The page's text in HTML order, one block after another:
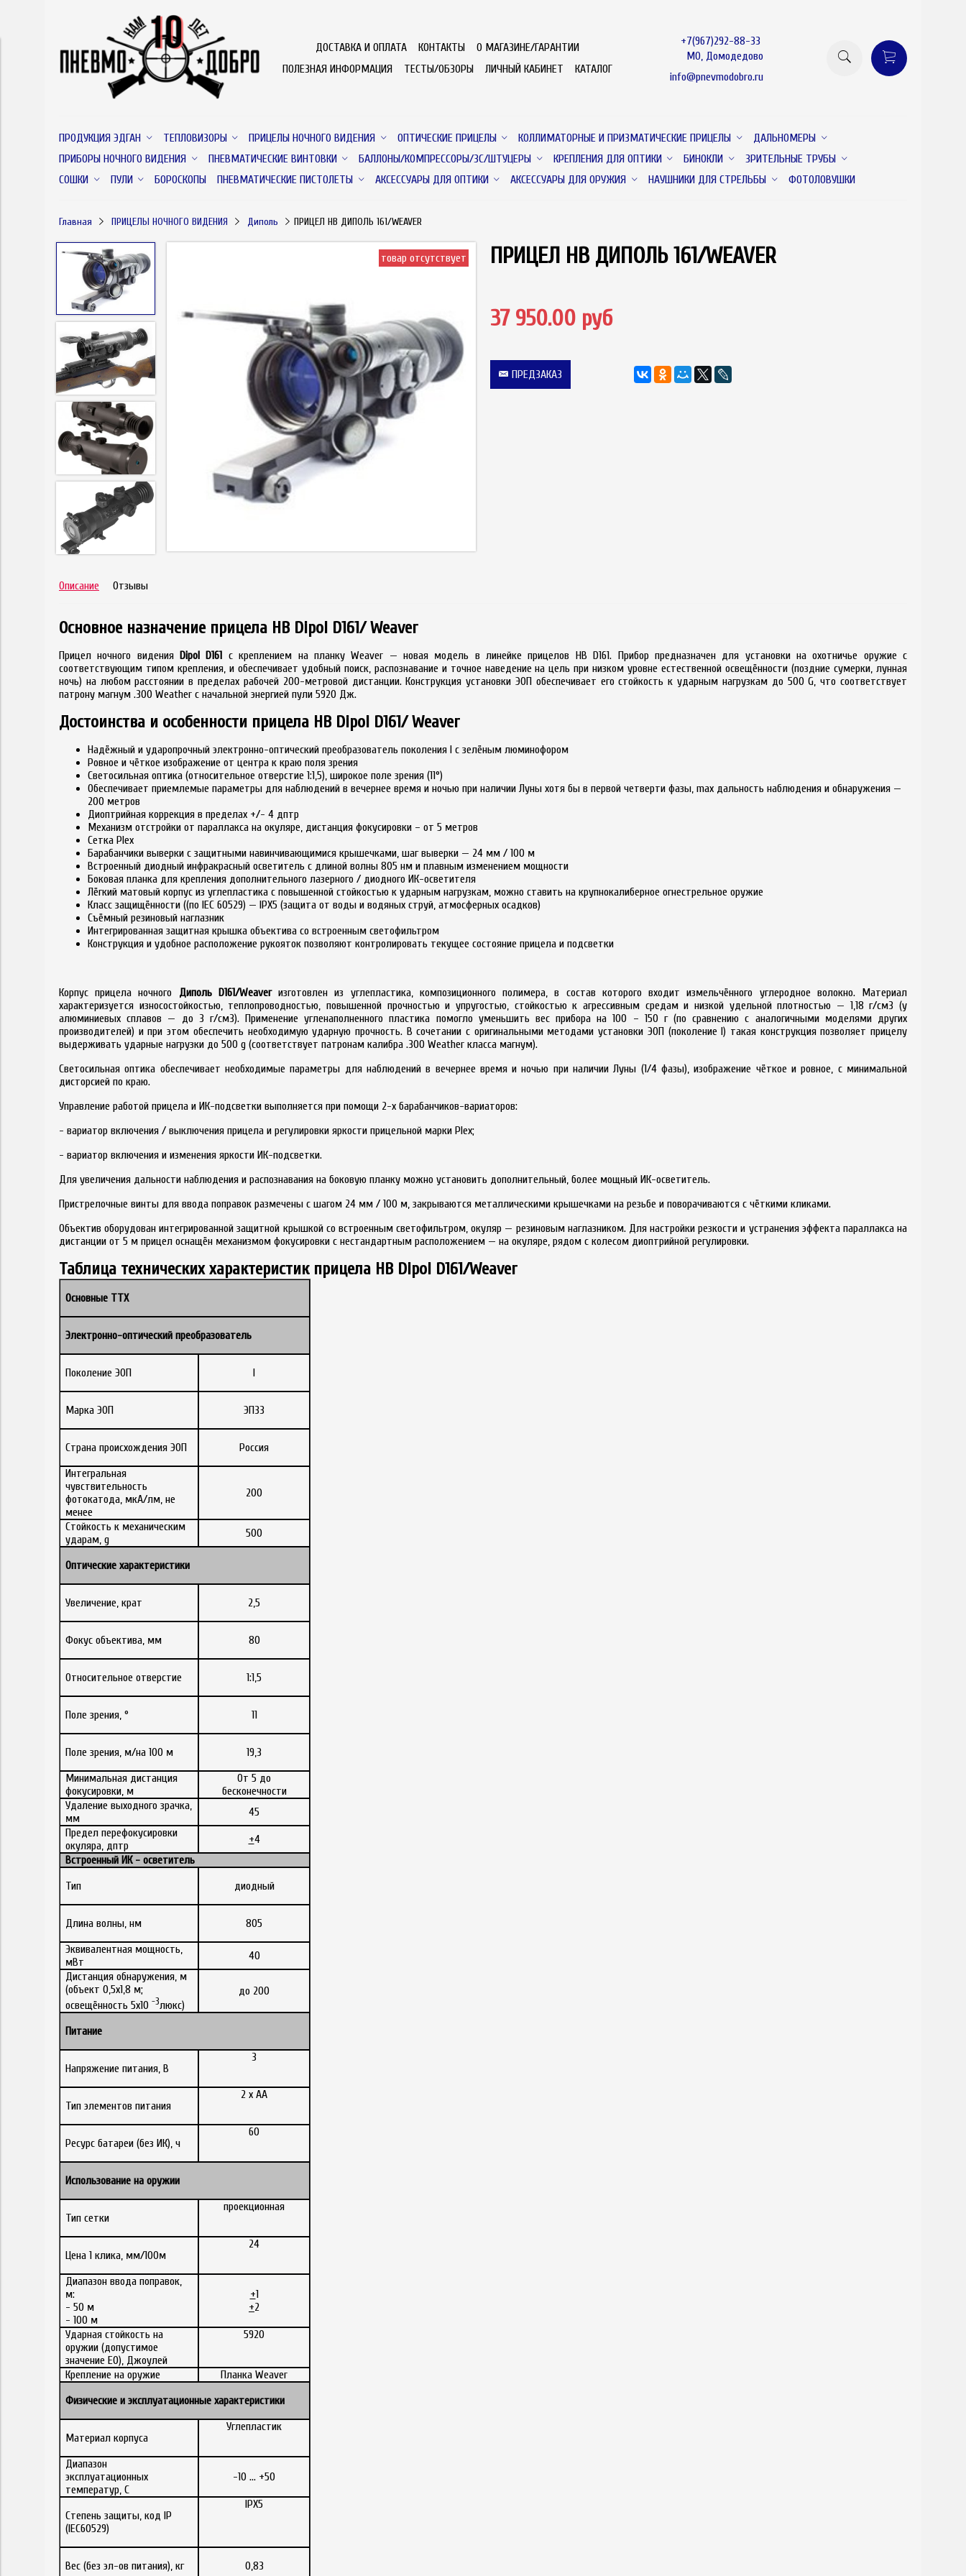
ДОСТАВКА И ОПЛАТА КОНТАКТЫ
О МАГАЗИНЕ/ГАРАНТИИ
ПОЛЕЗНАЯ ИНФОРМАЦИЯ
ТЕСТЫ/ОБЗОРЫ ЛИЧНЫЙ КАБИНЕТ КАТАЛОГ
+7(967)292-88-33
МО, Домодедово
info@pnevmodobro.ru
ПРОДУКЦИЯ ЭДГАН ТЕПЛОВИЗОРЫ ПРИЦЕЛЫ НОЧНОГО ВИДЕНИЯ ОПТИЧЕСКИЕ ПРИЦЕЛЫ КОЛЛИМАТОРНЫЕ И ПРИЗМАТИЧЕСКИЕ ПРИЦЕЛЫ
ДАЛЬНОМЕРЫ
ПРИБОРЫ НОЧНОГО ВИДЕНИЯ
ПНЕВМАТИЧЕСКИЕ ВИНТОВКИ БАЛЛОНЫ/КОМПРЕССОРЫ/ЗС/ШТУЦЕРЫ КРЕПЛЕНИЯ ДЛЯ ОПТИКИ БИНОКЛИ
ЗРИТЕЛЬНЫЕ ТРУБЫ
СОШКИ
ПУЛИ БОРОСКОПЫ ПНЕВМАТИЧЕСКИЕ ПИСТОЛЕТЫ АКСЕССУАРЫ ДЛЯ ОПТИКИ АКСЕССУАРЫ ДЛЯ ОРУЖИЯ НАУШНИКИ ДЛЯ СТРЕЛЬБЫ ФОТОЛОВУШКИ
Главная ПРИЦЕЛЫ НОЧНОГО ВИДЕНИЯ Диполь ПРИЦЕЛ НВ ДИПОЛЬ 161/WEAVER
товар отсутствует товар отсутствует
ПРИЦЕЛ НВ ДИПОЛЬ 161/WEAVER
37 950.00 руб
ПРЕДЗАКАЗ
Описание Отзывы
Основное назначение прицела НВ Dipol D161/ Weaver
Прицел ночного виденияDipol D161 с креплением на планку Weaver — новая модель в линейке прицелов НВ D161. Прибор предназначен для установки на охотничье оружие с
соответствующим типом крепления, и обеспечивает удобный поиск, распознавание и точное наведение на цель при низком уровне естественной освещённости (поздние сумерки, лунная
ночь) на любом расстоянии в пределах рабочей 200-метровой дистанции. Конструкция установки ЭОП обеспечивает его стойкость к ударным нагрузкам до 500 G, что соответствует
патрону магнум .300 Weather с начальной энергией пули 5920 Дж.
Достоинства и особенности прицела НВ Dipol D161/ Weaver
Надёжный и ударопрочный электронно-оптический преобразователь поколения I с зелёным люминофором
Ровное и чёткое изображение от центра к краю поля зрения
Светосильная оптика (относительное отверстие 1:1,5), широкое поле зрения (11°)
Обеспечивает приемлемые параметры для наблюдений в вечернее время и ночью при наличии Луны хотя бы в первой четверти фазы, max дальность наблюдения и обнаружения —
200 метров
Диоптрийная коррекция в пределах +/- 4 дптр
Механизм отстройки от параллакса на окуляре, дистанция фокусировки – от 5 метров
Сетка Plex
Барабанчики выверки с защитными навинчивающимися крышечками, шаг выверки — 24 мм / 100 м
Встроенный диодный инфракрасный осветитель с длиной волны 805 нм и плавным изменением мощности
Боковая планка для крепления дополнительного лазерного / диодного ИК-осветителя
Лёгкий матовый корпус из углепластика с повышенной стойкостью к ударным нагрузкам, можно ставить на крупнокалиберное огнестрельное оружие
Класс защищённости ((по IEC 60529) — IPX5 (защита от воды и водяных струй, атмосферных осадков)
Съёмный резиновый наглазник
Интегрированная защитная крышка объектива со встроенным светофильтром
Конструкция и удобное расположение рукояток позволяют контролировать текущее состояние прицела и подсветки
Корпус прицела ночного Диполь D161/Weaverизготовлен из углепластика, композиционного полимера, в состав которого входит измельчённого углеродное волокно. Материал
характеризуется износостойкостью, теплопроводностью, повышенной прочностью и упругостью, стойкостью к агрессивным средам и низкой удельной плотностью — 1,18 г/см3 (у
алюминиевых сплавов — до 3 г/см3). Применение угленаполненного пластика помогло уменьшить вес прибора на 100 – 150 г (по сравнению с аналогичными моделями других
производителей) и при этом обеспечить необходимую ударную прочность. В сочетании с оригинальными методами установки ЭОП (поколение I) такая конструкция позволяет прицелу
выдерживать ударные нагрузки до 500 g (соответствует патронам калибра .300 Weather класса магнум).
Светосильная оптика обеспечивает необходимые параметры для наблюдений в вечернее время и ночью при наличии Луны (1/4 фазы), изображение чёткое и ровное, с минимальной
дисторсией по краю.
Управление работой прицела и ИК-подсветки выполняется при помощи 2-х барабанчиков-вариаторов:
- вариатор включения / выключения прицела и регулировки яркости прицельной марки Plex;
- вариатор включения и изменения яркости ИК-подсветки.
Для увеличения дальности наблюдения и распознавания на боковую планку можно установить дополнительный, более мощный ИК-осветитель.
Пристрелочные винты для ввода поправок размечены с шагом 24 мм / 100 м, закрываются металлическими крышечками на резьбе и поворачиваются с чёткими кликами.
Объектив оборудован интегрированной защитной крышкой со встроенным светофильтром, окуляр — резиновым наглазником. Для настройки резкости и устранения эффекта параллакса на
дистанции от 5 м прицел оснащён механизмом фокусировки с нестандартным расположением — на окуляре, рядом с колесом диоптрийной регулировки.
Таблица технических характеристик прицела НВ Dipol D161/Weaver
Основные ТТХ
Электронно-оптический преобразователь
Поколение ЭОП I
Марка ЭОП ЭП33
Страна происхождения ЭОП
Россия
Интегральная
чувствительность
фотокатода, мкА/лм, не
менее
200
Стойкость к механическим
ударам, g
500
Оптические характеристики
Увеличение, крат 2,5
Фокус объектива, мм 80
Относительное отверстие 1:1,5
Поле зрения, ° 11
Поле зрения, м/на 100 м
19,3
Минимальная дистанция
фокусировки, м
От 5 до
бесконечности
Удаление выходного зрачка,
мм
45
Предел перефокусировки
окуляра, дптр
+4
Встроенный ИК - осветитель
Тип
диодный
Длина волны, нм
805
Эквивалентная мощность,
мВт
40
Дистанция обнаружения, м
(объект 0,5х1,8 м;
освещённость 5х10-3люкс)
до 200
Питание
Напряжение питания, В
3
Тип элементов питания
2 x AA
Ресурс батареи (без ИК), ч
60
Использование на оружии
Тип сетки
проекционная
Цена 1 клика, мм/100м
24
Диапазон ввода поправок,
м:
- 50 м
- 100 м
+1
+2
Ударная стойкость на
оружии (допустимое
значение E0), Джоулей
5920
Крепление на оружие
Планка Weaver
Физические и эксплуатационные характеристики
Материал корпуса
Углепластик
Диапазон
эксплуатационных
температур, С
-10 … +50
Степень защиты, код IP
(IEC60529)
IPX5
Вес (без эл-ов питания), кг 0,83